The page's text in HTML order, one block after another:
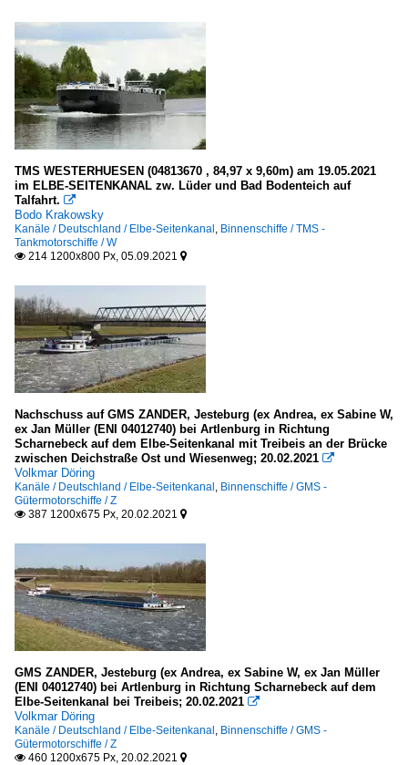
TMS WESTERHUESEN (04813670 , 84,97 x 9,60m) am 19.05.2021
im ELBE-SEITENKANAL zw. Lüder und Bad Bodenteich auf
Talfahrt. 
Bodo Krakowsky
Kanäle / Deutschland / Elbe-Seitenkanal, Binnenschiffe / TMS -
Tankmotorschiffe / W
 214 1200x800 Px, 05.09.2021 
Nachschuss auf GMS ZANDER, Jesteburg (ex Andrea, ex Sabine W,
ex Jan Müller (ENI 04012740) bei Artlenburg in Richtung
Scharnebeck auf dem Elbe-Seitenkanal mit Treibeis an der Brücke
zwischen Deichstraße Ost und Wiesenweg; 20.02.2021 
Volkmar Döring
Kanäle / Deutschland / Elbe-Seitenkanal, Binnenschiffe / GMS -
Gütermotorschiffe / Z
 387 1200x675 Px, 20.02.2021 
GMS ZANDER, Jesteburg (ex Andrea, ex Sabine W, ex Jan Müller
(ENI 04012740) bei Artlenburg in Richtung Scharnebeck auf dem
Elbe-Seitenkanal bei Treibeis; 20.02.2021 
Volkmar Döring
Kanäle / Deutschland / Elbe-Seitenkanal, Binnenschiffe / GMS -
Gütermotorschiffe / Z
 460 1200x675 Px, 20.02.2021 